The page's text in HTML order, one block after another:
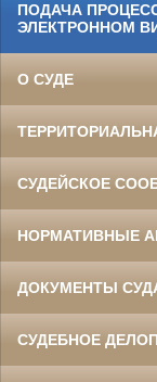
ПОДАЧА
ЭЛЕКТРОННОМ
О СУДЕ
СУДЕЙСКОЕ
НОРМАТИВНЫЕ
ДОКУМЕНТЫ
СУДЕБНОЕ